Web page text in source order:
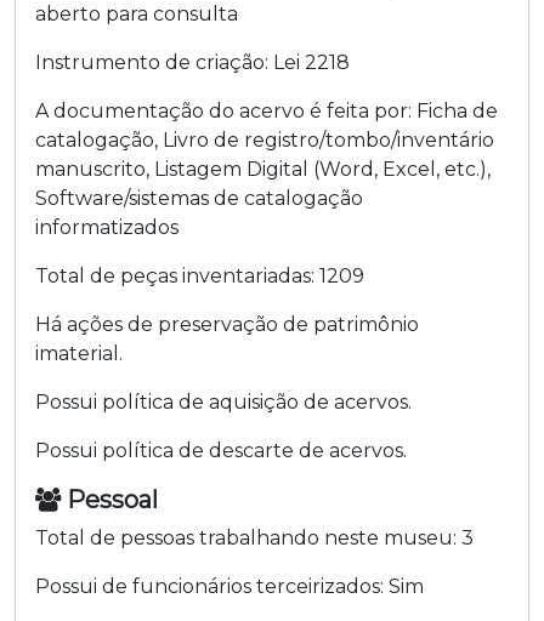
aberto para consulta
Instrumento de criação: Lei 2218
A documentação do acervo é feita por: Ficha de
catalogação, Livro de registro/tombo/inventário
manuscrito, Listagem Digital (Word, Excel, etc.),
Software/sistemas de catalogação
informatizados
Total de peças inventariadas: 1209
Há ações de preservação de patrimônio
imaterial.
Possui política de aquisição de acervos.
Possui política de descarte de acervos.
Pessoal
Total de pessoas trabalhando neste museu: 3
Possui de funcionários terceirizados: Sim